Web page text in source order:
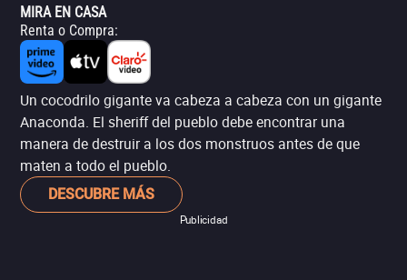
MIRA EN CASA
Renta o Compra:
Un cocodrilo gigante va cabeza a cabeza con un gigante
Anaconda. El sheriff del pueblo debe encontrar una
manera de destruir a los dos monstruos antes de que
maten a todo el pueblo.
DESCUBRE MÁS
Publicidad